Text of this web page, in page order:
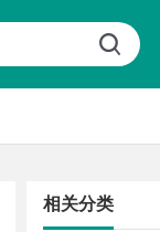
相关分类